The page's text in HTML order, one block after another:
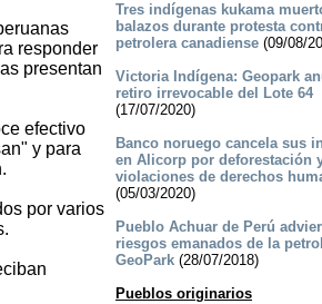
responder
presentan
efectivo
y para
por varios
Tres indígenas kukama
balazos durante protesta
petrolera canadiense(09/08/
Victoria Indígena: Geopark
retiro irrevocable del Lote 64
(17/07/2020)
Banco noruego cancela sus
en Alicorp por deforestación
violaciones de derechos
(05/03/2020)
Pueblo Achuar de Perú
riesgos emanados de la
GeoPark(28/07/2018)
Pueblos originarios